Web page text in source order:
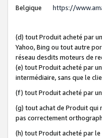
Belgique
https://
(d) tout Produit acheté par
Yahoo, Bing ou tout autre
réseau desdits moteurs de
(e) tout Produit acheté par
intermédiaire, sans que le
(f) tout Produit acheté par
(g) tout achat de Produit qui
pas correctement
(h) tout Produit acheté par le